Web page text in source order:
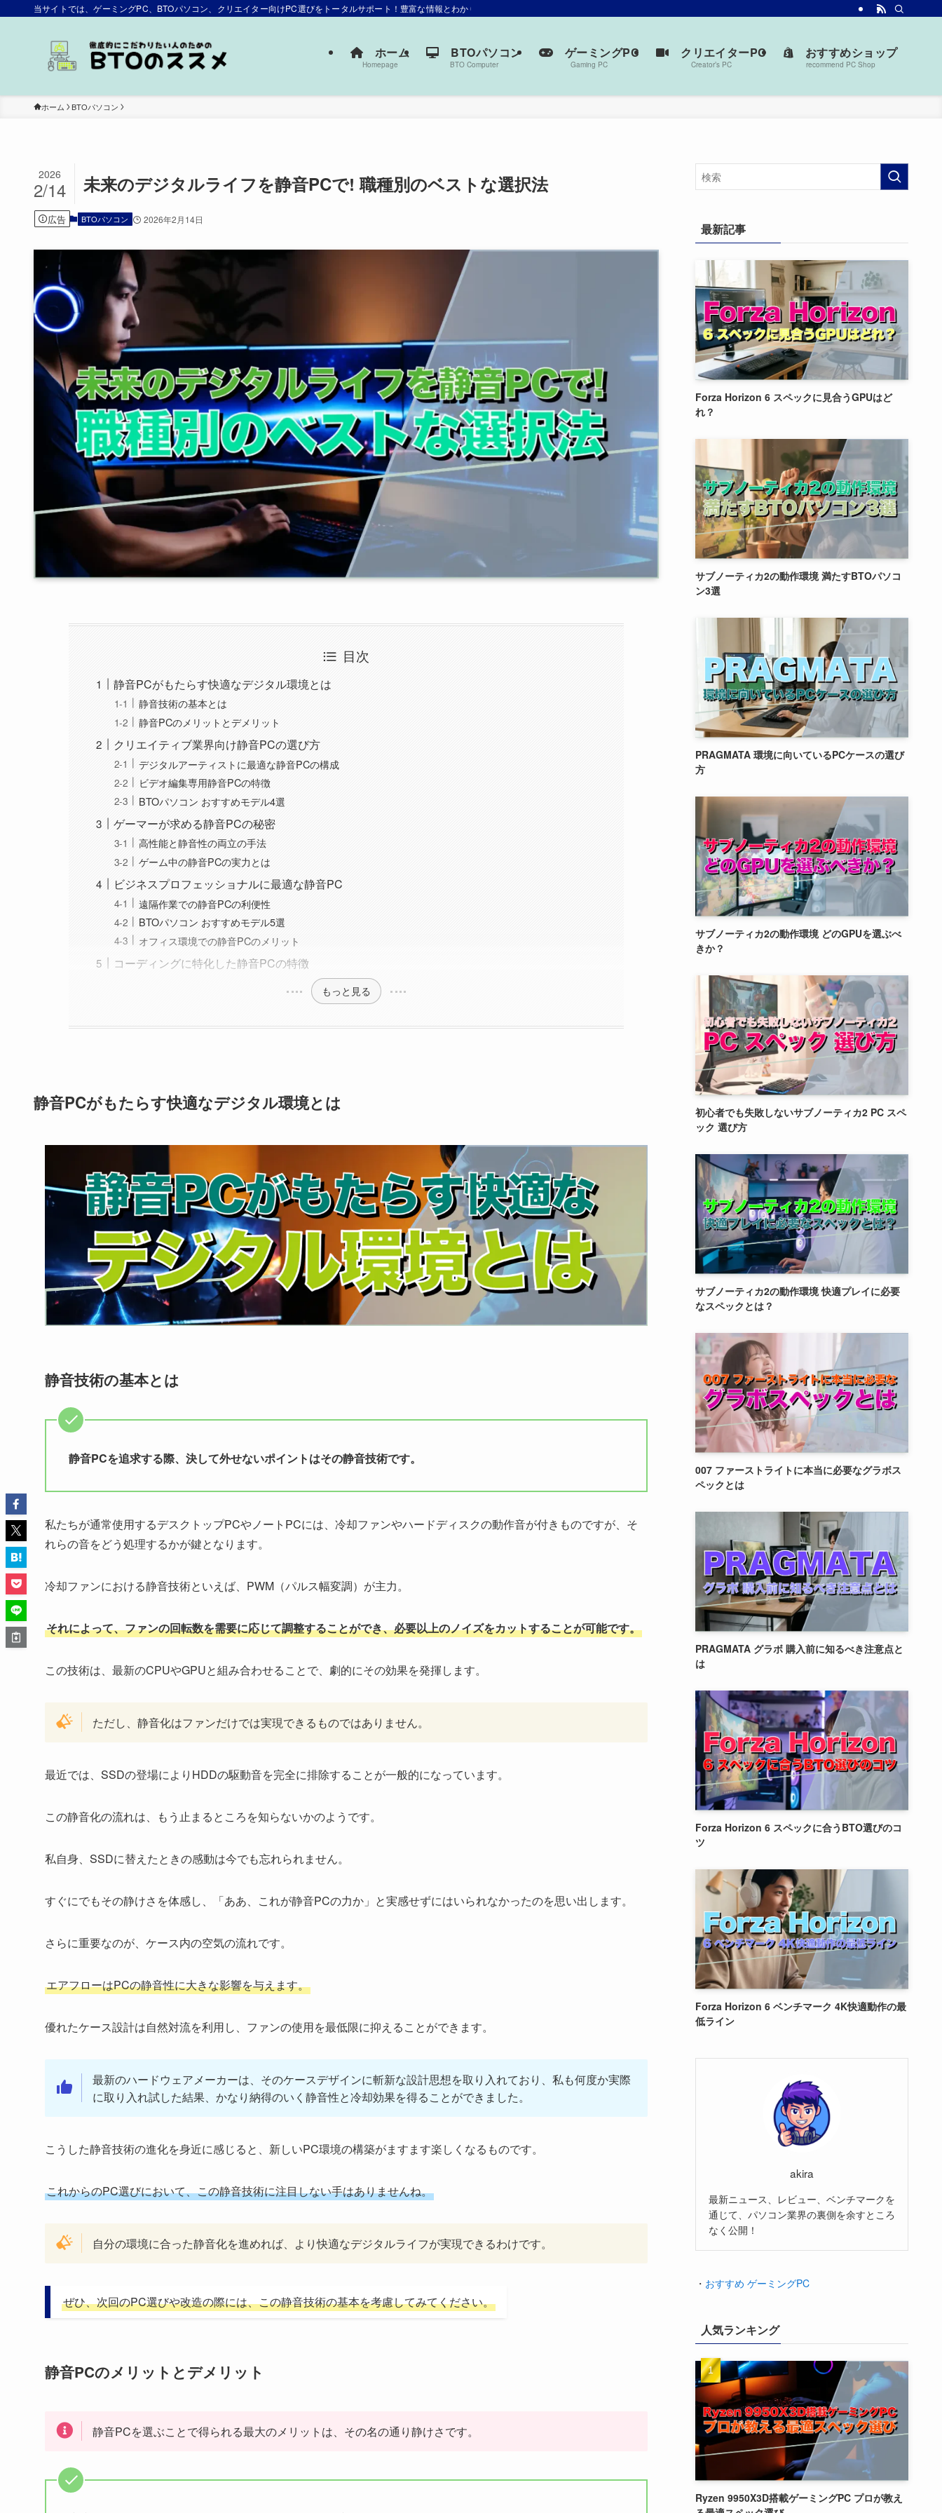
当サイトでは、ゲーミングPC、BTOパソコン、クリエイター向けPC選びをトータルサポート！豊富な情報とわかりやすい解説で、あなたにぴったりの一台を見つけよう。
ホーム
Homepage
BTOパソコン
BTO Computer
ゲーミングPC
Gaming PC
クリエイターPC
Creator’s PC
おすすめショップ
recommend PC Shop
ホーム BTOパソコン
未来のデジタルライフを静音PCで! 職種別のベストな選択法
2026
2/14
広告 BTOパソコン 2026年2月14日
目次
静音PCがもたらす快適なデジタル環境とは
静音技術の基本とは
静音PCのメリットとデメリット
クリエイティブ業界向け静音PCの選び方
デジタルアーティストに最適な静音PCの構成
ビデオ編集専用静音PCの特徴
BTOパソコン おすすめモデル4選
ゲーマーが求める静音PCの秘密
高性能と静音性の両立の手法
ゲーム中の静音PCの実力とは
ビジネスプロフェッショナルに最適な静音PC
遠隔作業での静音PCの利便性
BTOパソコン おすすめモデル5選
オフィス環境での静音PCのメリット
コーディングに特化した静音PCの特徴
もっと見る
静音PCがもたらす快適なデジタル環境とは
静音技術の基本とは
静音PCを追求する際、決して外せないポイントはその静音技術です。
私たちが通常使用するデスクトップPCやノートPCには、冷却ファンやハードディスクの動作音が付きものですが、そ
れらの音をどう処理するかが鍵となります。
冷却ファンにおける静音技術といえば、PWM（パルス幅変調）が主力。
それによって、ファンの回転数を需要に応じて調整することができ、必要以上のノイズをカットすることが可能です。
この技術は、最新のCPUやGPUと組み合わせることで、劇的にその効果を発揮します。
ただし、静音化はファンだけでは実現できるものではありません。
最近では、SSDの登場によりHDDの駆動音を完全に排除することが一般的になっています。
この静音化の流れは、もう止まるところを知らないかのようです。
私自身、SSDに替えたときの感動は今でも忘れられません。
すぐにでもその静けさを体感し、「ああ、これが静音PCの力か」と実感せずにはいられなかったのを思い出します。
さらに重要なのが、ケース内の空気の流れです。
エアフローはPCの静音性に大きな影響を与えます。
優れたケース設計は自然対流を利用し、ファンの使用を最低限に抑えることができます。
最新のハードウェアメーカーは、そのケースデザインに斬新な設計思想を取り入れており、私も何度か実際
に取り入れ試した結果、かなり納得のいく静音性と冷却効果を得ることができました。
こうした静音技術の進化を身近に感じると、新しいPC環境の構築がますます楽しくなるものです。
これからのPC選びにおいて、この静音技術に注目しない手はありませんね。
自分の環境に合った静音化を進めれば、より快適なデジタルライフが実現できるわけです。
ぜひ、次回のPC選びや改造の際には、この静音技術の基本を考慮してみてください。
静音PCのメリットとデメリット
静音PCを選ぶことで得られる最大のメリットは、その名の通り静けさです。
最新記事
Forza Horizon 6 スペックに見合うGPUはど
れ？
サブノーティカ2の動作環境 満たすBTOパソコ
ン3選
PRAGMATA 環境に向いているPCケースの選び
方
サブノーティカ2の動作環境 どのGPUを選ぶべ
きか？
初心者でも失敗しないサブノーティカ2 PC スペ
ック 選び方
サブノーティカ2の動作環境 快適プレイに必要
なスペックとは？
007 ファーストライトに本当に必要なグラボス
ペックとは
PRAGMATA グラボ 購入前に知るべき注意点と
は
Forza Horizon 6 スペックに合うBTO選びのコ
ツ
Forza Horizon 6 ベンチマーク 4K快適動作の最
低ライン
akira
最新ニュース、レビュー、ベンチマークを
通じて、パソコン業界の裏側を余すところ
なく公開！
・ おすすめ ゲーミングPC
人気ランキング
Ryzen 9950X3D搭載ゲーミングPC プロが教え